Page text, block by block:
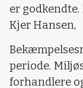
er godkendte.
Kjer Hansen,
periode.
forhandlere